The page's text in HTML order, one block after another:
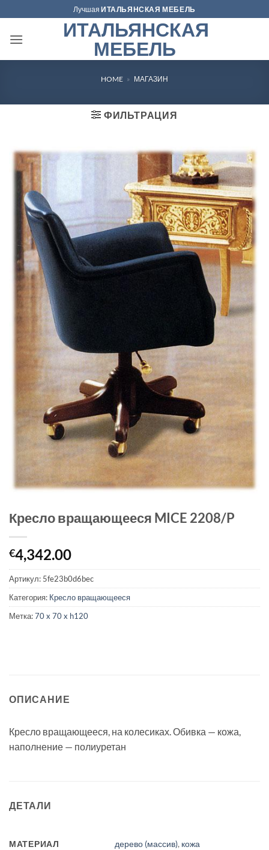
to
content
ЛучшаяИТАЛЬЯНСКАЯ МЕБЕЛЬ
ИТАЛЬЯНСКАЯ
МЕБЕЛЬ
HOME » МАГАЗИН
ФИЛЬТРАЦИЯ
Кресло вращающееся MICE 2208/P
€4,342.00
Артикул: 5fe23b0d6bec
Категория: Кресло вращающееся
Метка:70 x 70 x h120
ОПИСАНИЕ
Кресло вращающееся, на колесиках. Обивка — кожа,
наполнение — полиуретан
ДЕТАЛИ
МАТЕРИАЛ дерево (массив), кожа